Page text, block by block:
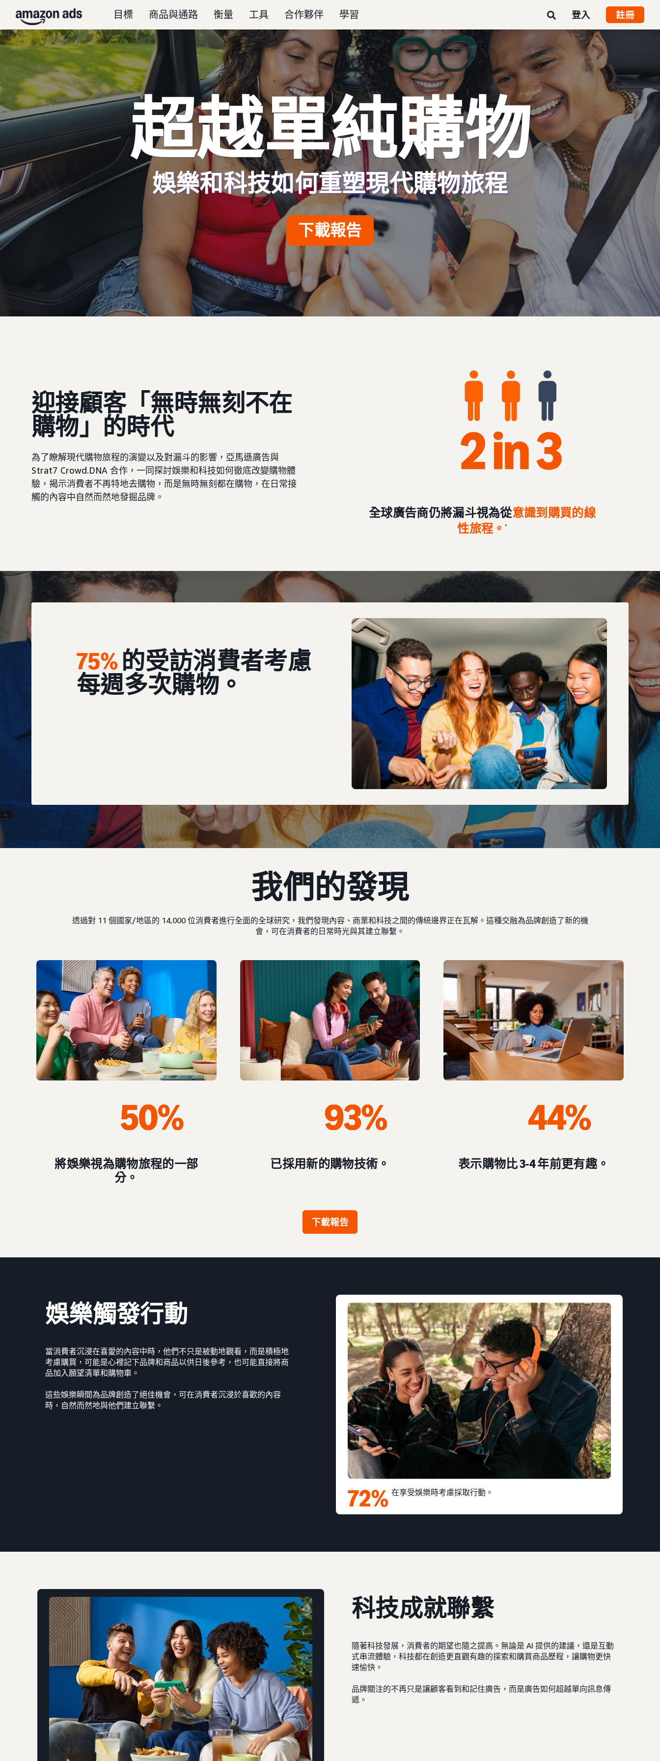
目標 商品與通路 衡量 工具 合作夥伴 學習 登入 註冊
超越單純購物
娛樂和科技如何重塑現代購物旅程
下載報告
迎接顧客「無時無刻不在
購物」的時代
為了瞭解現代購物旅程的演變以及對漏斗的影響，亞馬遜廣告與
Strat7 Crowd.DNA 合作，一同探討娛樂和科技如何徹底改變購物體
驗，揭示消費者不再特地去購物，而是無時無刻都在購物，在日常接
觸的內容中自然而然地發掘品牌。
全球廣告商仍將漏斗視為從意識到購買的線
性旅程 。*
75%的受訪消費者考慮
每週多次購物。
我們的發現
透過對 11 個國家/地區的 14,000 位消費者進行全面的全球研究，我們發現內容、商業和科技之間的傳統邊界正在瓦解。這種交融為品牌創造了新的機
會，可在消費者的日常時光與其建立聯繫。
將娛樂視為購物旅程的一部
分。
已採用新的購物技術。 表示購物比 3-4 年前更有趣。
下載報告
娛樂觸發行動
當消費者沉浸在喜愛的內容中時，他們不只是被動地觀看，而是積極地
考慮購買，可能是心裡記下品牌和商品以供日後參考，也可能直接將商
品加入願望清單和購物車。
這些娛樂瞬間為品牌創造了絕佳機會，可在消費者沉浸於喜歡的內容
時，自然而然地與他們建立聯繫。
72% 在享受娛樂時考慮採取行動。
科技成就聯繫
隨著科技發展，消費者的期望也隨之提高。無論是 AI 提供的建議，還是互動
式串流體驗，科技都在創造更直觀有趣的探索和購買商品歷程，讓購物更快
速愉快。
品牌關注的不再只是讓顧客看到和記住廣告，而是廣告如何超越單向訊息傳
遞。